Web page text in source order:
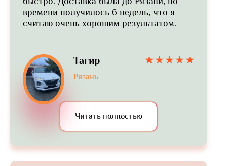
времени получилось 6 недель, что я
считаю очень хорошим результатом.
Тагир
Рязань
Читать полностью